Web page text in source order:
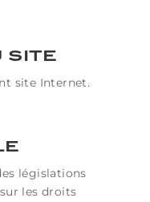
SITE
site Internet.
législations
les droits